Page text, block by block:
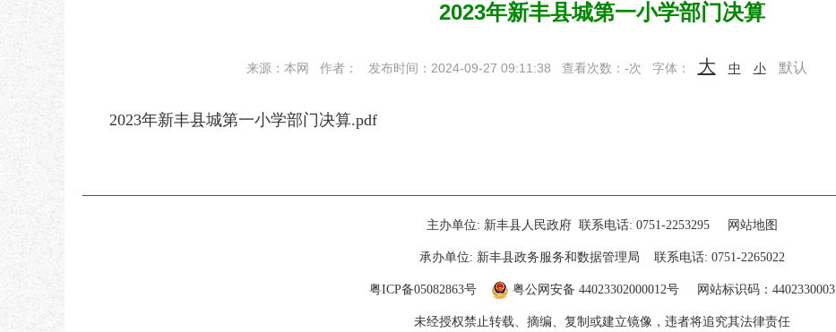
2023年新丰县城第一小学部门决算
来源：本网 作者： 发布时间：2024-09-27 09:11:38 查看次数： -次 字体： 大 中 小 默认
2023年新丰县城第一小学部门决算.pdf
主办单位: 新丰县人民政府 联系电话: 0751-2253295 网站地图
承办单位: 新丰县政务服务和数据管理局 联系电话: 0751-2265022
粤ICP备05082863号 粤公网安备 44023302000012号 网站标识码：4402330003
未经授权禁止转载、摘编、复制或建立镜像，违者将追究其法律责任